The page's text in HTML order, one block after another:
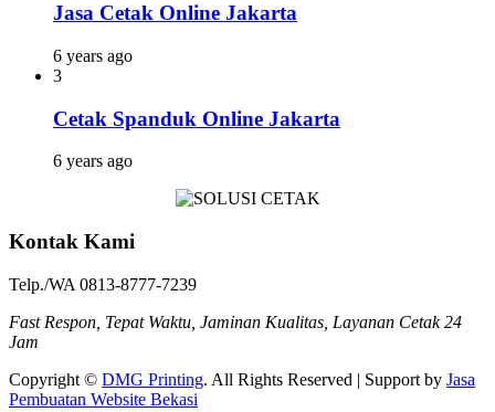
Jasa Cetak Online Jakarta
6 years ago
3
Cetak Spanduk Online Jakarta
6 years ago
Kontak Kami
Telp./WA 0813-8777-7239
Fast Respon, Tepat Waktu, Jaminan Kualitas, Layanan Cetak 24
Jam
Copyright © DMG Printing. All Rights Reserved | Support by Jasa
Pembuatan Website Bekasi